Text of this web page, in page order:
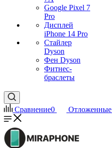
Google Pixel 7
Pro
Дисплей
iPhone 14 Pro
Стайлер
Dyson
Фен Dyson
Фитнес-
браслеты
Сравнение0 Отложенные